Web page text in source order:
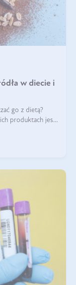
w diecie i
go z dietą?
produktach jest